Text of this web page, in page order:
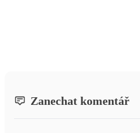
Zanechat komentář